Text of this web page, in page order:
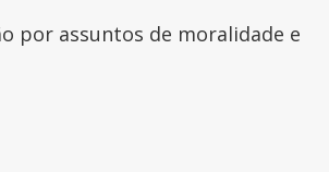
por assuntos de moralidade e